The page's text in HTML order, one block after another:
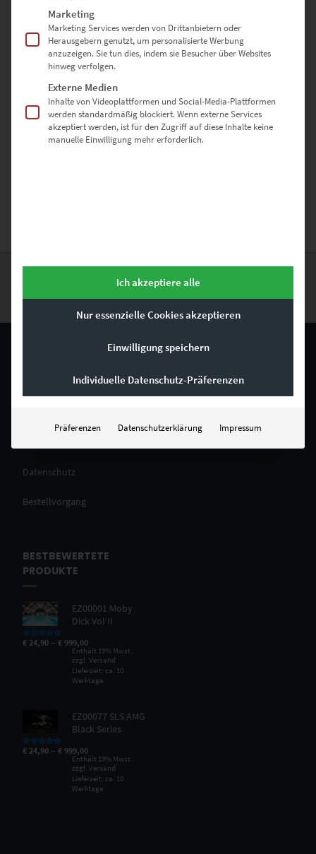
Wenn Du Gärtringen Bilder kaufen willst, dann bist Du hier richtig.
Hier gibt es hochwertige Fotografien, die in Gärtringen entstanden
sind und als Wandbild bestellt werden können; z.B. als Leinwand
auf Keilrahmen, als Poster oder auch hinter Acrylglas.
Wandbildgrößen sind bis 150cm konfigurierbar aber auch größere
ZURÜCK NACH OBEN
RECHTLICHES
Datenschutz
Bestellvorgang
BESTBEWERTETE
PRODUKTE
EZ00001 Moby
Dick Vol II
Bewertet mit
von 5
€ 24,90 –€ 999,00
Enthält 19% Mwst.
zzgl.Versand
Lieferzeit: ca. 10
Werktage
EZ00077 SLS AMG
Black Series
Bewertet mit
von 5
€ 24,90 –€ 999,00
Enthält 19% Mwst.
zzgl.Versand
Lieferzeit: ca. 10
Werktage
Marketing
Marketing Services werden von Drittanbietern oder
Herausgebern genutzt, um personalisierte Werbung
anzuzeigen. Sie tun dies, indem sie Besucher über Websites
hinweg verfolgen.
Externe Medien
Inhalte von Videoplattformen und Social-Media-Plattformen
werden standardmäßig blockiert. Wenn externe Services
akzeptiert werden, ist für den Zugriff auf diese Inhalte keine
manuelle Einwilligung mehr erforderlich.
Ich akzeptiere alle
Nur essenzielle Cookies akzeptieren
Einwilligung speichern
Individuelle Datenschutz-Präferenzen
Präferenzen Datenschutzerklärung Impressum